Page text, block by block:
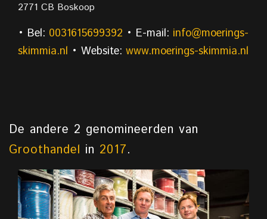
2771 CB Boskoop
• Bel: 0031615699392 • E-mail: info@moerings-
skimmia.nl • Website: www.moerings-skimmia.nl
De andere 2 genomineerden van
Groothandel in 2017.